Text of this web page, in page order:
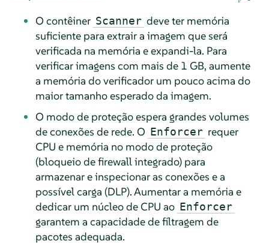
O contêiner Scanner deve ter memória
suficiente para extrair a imagem que será
verificada na memória e expandi-la. Para
verificar imagens com mais de 1 GB, aumente
a memória do verificador um pouco acima do
maior tamanho esperado da imagem.
O modo de proteção espera grandes volumes
de conexões de rede. O Enforcer requer
CPU e memória no modo de proteção
(bloqueio de firewall integrado) para
armazenar e inspecionar as conexões e a
possível carga (DLP). Aumentar a memória e
dedicar um núcleo de CPU ao Enforcer
garantem a capacidade de filtragem de
pacotes adequada.